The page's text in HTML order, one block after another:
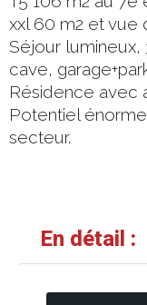
xxl 60 m2 et vue
Séjour lumineux,
cave,
Résidence avec
Potentiel
secteur.
En détail :